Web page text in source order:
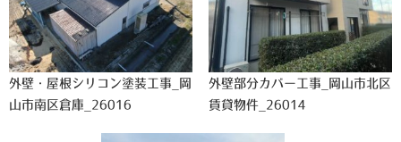
外壁・屋根シリコン塗装工事_岡
山市南区倉庫_26016
外壁部分カバー工事_岡山市北区
賃貸物件_26014